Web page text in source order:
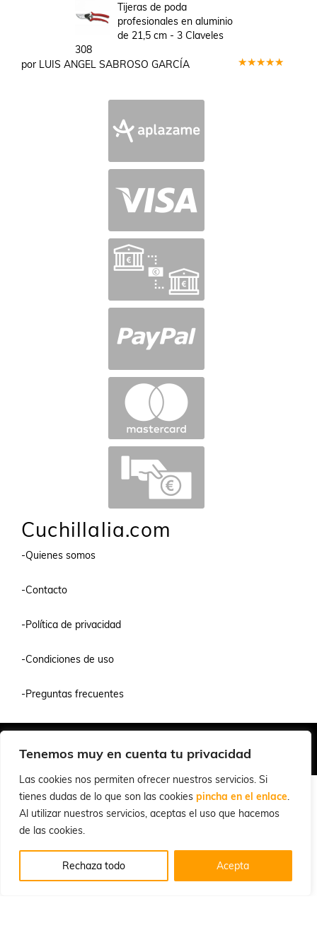
Tenemos muy en cuenta tu privacidad
Las cookies nos permiten ofrecer nuestros servicios. Si
tienes dudas de lo que son las cookies pincha en el enlace.
Al utilizar nuestros servicios, aceptas el uso que hacemos
de las cookies.
Rechaza todo Acepta
Tijeras de poda
profesionales en aluminio
de 21,5 cm - 3 Claveles
308
por LUIS ANGEL SABROSO GARCÍA
Cuchillalia.com
-Quienes somos
-Contacto
-Política de privacidad
-Condiciones de uso
-Preguntas frecuentes
© 2026 Cuchillalia.com